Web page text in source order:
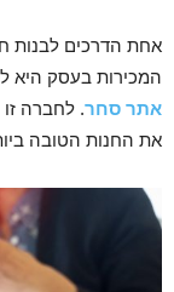
אחת הדרכים לבנות
המכירות בעסק היא
אתר סחר. לחברה זו
את החנות הטובה